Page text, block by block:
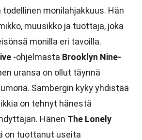
todellinen monilahjakkuus. Hän
muusikko ja tuottaja, joka
monilla eri tavoilla.
-ohjelmasta Brooklyn Nine-
uransa on ollut täynnä
Sambergin kyky yhdistää
on tehnyt hänestä
Hänen The Lonely
on tuottanut useita